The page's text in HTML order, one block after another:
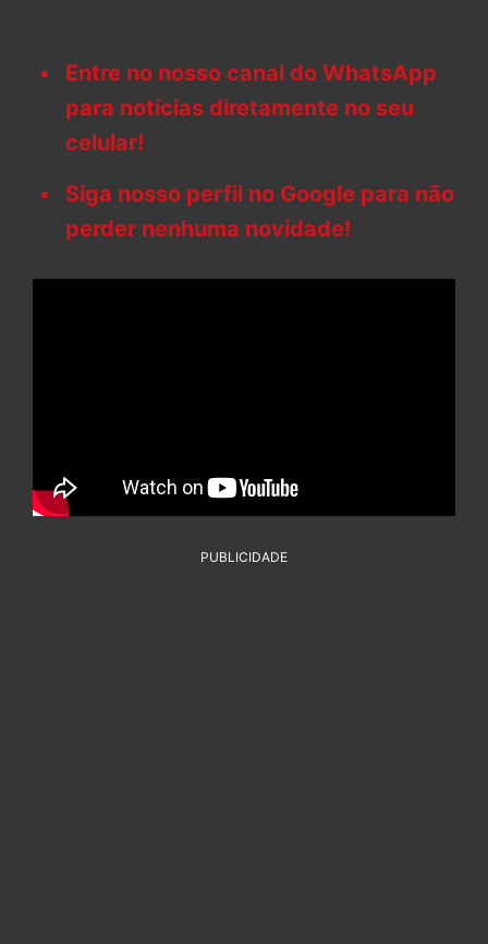
Entre no nosso canal do WhatsApp
para notícias diretamente no seu
celular!
Siga nosso perfil no Google para não
perder nenhuma novidade!
PUBLICIDADE